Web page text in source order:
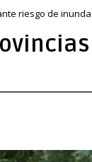
riesgo de